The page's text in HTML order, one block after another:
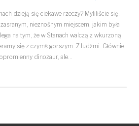
dzieją się ciekawe rzeczy? Myliliście się.
nieznośnym miejscem, jakim była
na tym, że w Stanach walczą z wkurzoną
się z czymś gorszym. Z ludźmi. Głównie.
dinozaur, ale…